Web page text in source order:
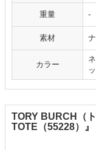
重量 -
素材
カラー
TORY BURCH（
TOTE（55228）』